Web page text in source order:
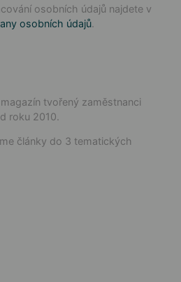
osobních údajů najdete v
osobních údajů.
tvořený zaměstnanci
roku 2010.
články do 3 tematických